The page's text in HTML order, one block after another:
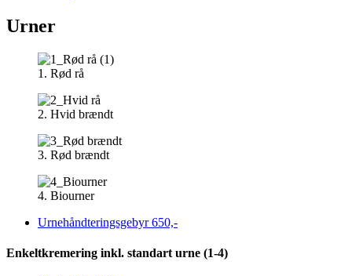
Urner
1. Rød rå
2. Hvid brændt
3. Rød brændt
4. Biourner
Urnehåndteringsgebyr650,-
Enkeltkremering inkl. standart urne (1-4)